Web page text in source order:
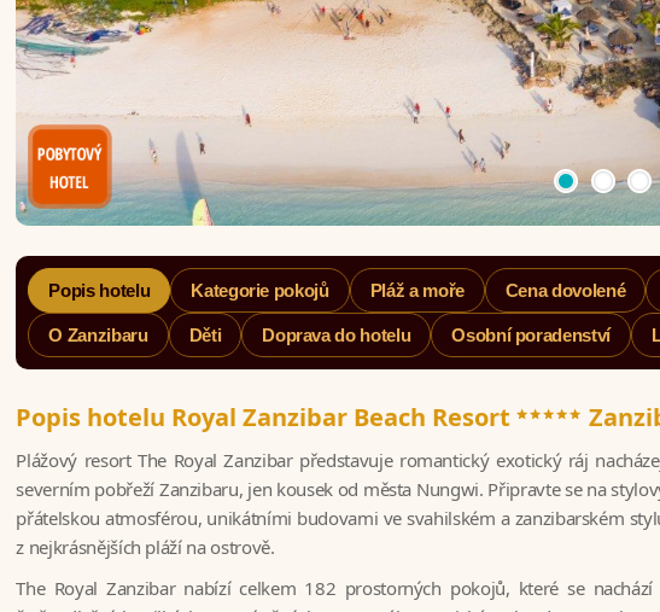
Popis hotelu Kategorie pokojů Pláž a moře Cena dovolené
O Zanzibaru Děti Doprava do hotelu Osobní poradenství
Popis hotelu Royal Zanzibar Beach Resort*****
Plážový resort The Royal Zanzibar představuje romantický exotický ráj
severním pobřeží Zanzibaru, jen kousek od města Nungwi. Připravte se na
přátelskou atmosférou, unikátními budovami ve svahilském a zanzibarském
z nejkrásnějších pláží na ostrově.
The Royal Zanzibar nabízí celkem 182 prostorných pokojů, které se